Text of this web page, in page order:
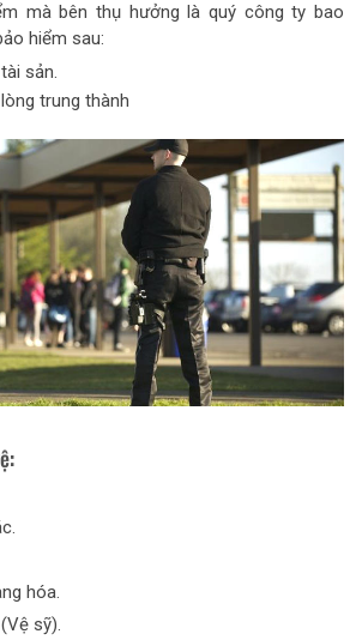
mà bên thụ hưởng là quý công ty bao
hiểm sau:
sản.
trung thành
hóa.
sỹ).